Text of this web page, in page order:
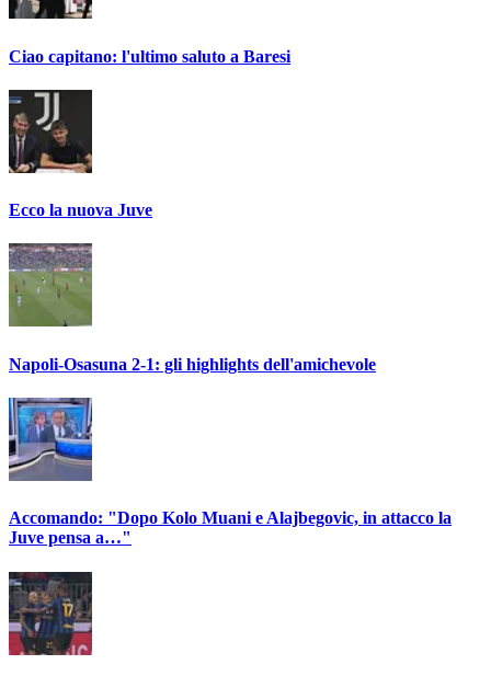
Ciao capitano: l'ultimo saluto a Baresi
Ecco la nuova Juve
Napoli-Osasuna 2-1: gli highlights dell'amichevole
Accomando: "Dopo Kolo Muani e Alajbegovic, in attacco la
Juve pensa a…"